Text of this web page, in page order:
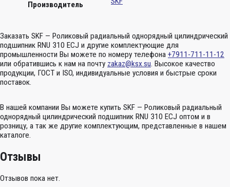
Производитель
Заказать SKF — Роликовый радиальный однорядный цилиндрический
подшипник RNU 310 ECJ и другие комплектующие для
промышленности Вы можете по номеру телефона +7911-711-11-12
или обратившись к нам на почту zakaz@ksx.su. Высокое качество
продукции, ГОСТ и ISO, индивидуальные условия и быстрые сроки
поставок.
В нашей компании Вы можете купить SKF — Роликовый радиальный
однорядный цилиндрический подшипник RNU 310 ECJ оптом и в
розницу, а так же другие комплектующим, представленные в нашем
каталоге.
Отзывы
Отзывов пока нет.